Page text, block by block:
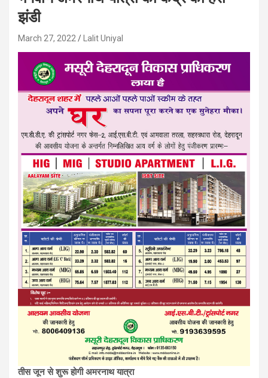
झंडी
March 27, 2022 Lalit Uniyal
तीस जून से शुरू होगी अमरनाथ यात्रा